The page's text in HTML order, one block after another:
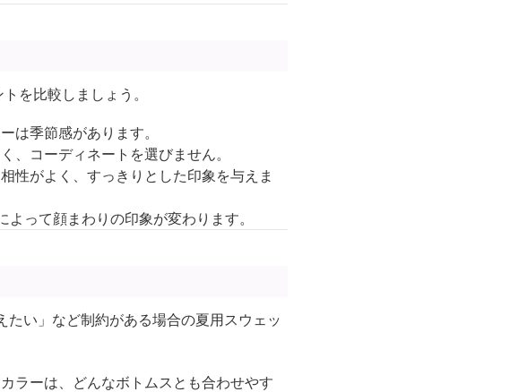
を比較しましょう。
は季節感があります。
、コーディネートを選びません。
性がよく、すっきりとした印象を与えま
って顔まわりの印象が変わります。
たい」など制約がある場合の夏用スウェッ
ラーは、どんなボトムスとも合わせやす